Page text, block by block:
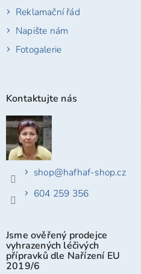
Reklamační řád
Napište nám
Fotogalerie
Kontaktujte nás
shop@hafhaf-shop.cz
604 259 356
Jsme ověřený prodejce
vyhrazených léčivých
přípravků dle Nařízení EU
2019/6